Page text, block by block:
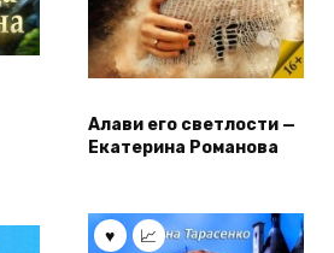
Алави его светлости —
Екатерина Романова